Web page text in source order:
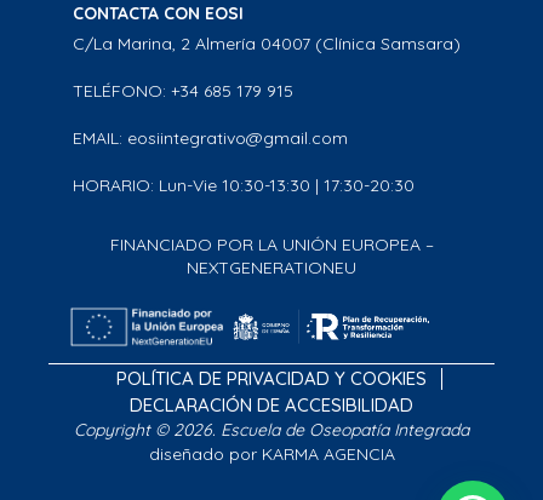
CONTACTA CON EOSI
C/La Marina, 2 Almería 04007 (Clínica Samsara)
TELÉFONO: +34 685 179 915
EMAIL: eosiintegrativo@gmail.com
HORARIO: Lun-Vie 10:30-13:30 | 17:30-20:30
FINANCIADO POR LA UNIÓN EUROPEA –
NEXTGENERATIONEU
POLÍTICA DE PRIVACIDAD Y COOKIES
DECLARACIÓN DE ACCESIBILIDAD
Copyright © 2026. Escuela de Oseopatía Integrada
diseñado por KARMA AGENCIA